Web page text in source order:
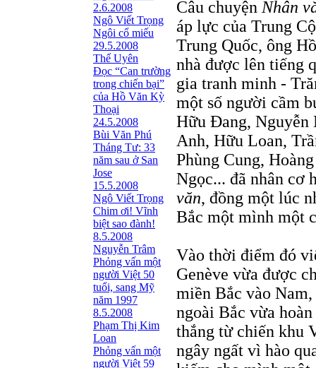
2.6.2008
Ngô Viết Trọng
Ngôi cổ miếu
29.5.2008
Thế Uyên
Đọc “Can trường
trong chiến bại”
của Hồ Văn Kỳ
Thoại
24.5.2008
Bùi Văn Phú
Tháng Tư: 33
năm sau ở San
Jose
15.5.2008
Ngô Viết Trọng
Chim ơi! Vĩnh
biệt sao đành!
8.5.2008
Nguyễn Trâm
Phỏng vấn một
người Việt 50
tuổi, sang Mỹ
năm 1997
8.5.2008
Phạm Thị Kim
Loan
Phỏng vấn một
người Việt 59
Câu chuyện Nhân
áp lực của Trung
Trung Quốc, ông
nhà được lên tiếng
gia tranh minh -
một số người cầm
Hữu Đang,
Anh, Hữu Loan,
Phùng Cung,
Ngọc... đã nhân cơ
văn, đồng một lúc
Bắc một mình một
Vào thời điểm đó
Genève vừa được
miền Bắc vào
ngoài Bắc vừa
thắng từ chiến khu
ngây ngất vì hào